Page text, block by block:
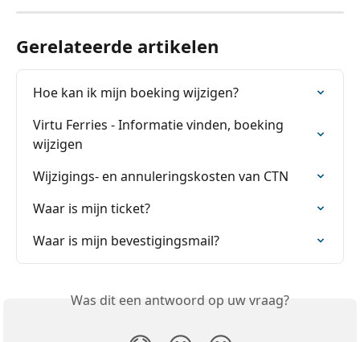
Gerelateerde artikelen
Hoe kan ik mijn boeking wijzigen?
Virtu Ferries - Informatie vinden, boeking
wijzigen
Wijzigings- en annuleringskosten van CTN
Waar is mijn ticket?
Waar is mijn bevestigingsmail?
Was dit een antwoord op uw vraag?